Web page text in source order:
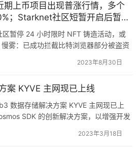
上币项目出现普涨行情，多个
；Starknet社区短暂开启后暂停
暂停 24 小时限时 NFT 铸造活动，或
雾：已成功拦截比特浏览器部分被盗资
逾 20%； 4. 山西警方打掉一利用黄金和
2023年8月30日
案 KYVE 主网现已上线
数据存储解决方案 KYVE 主网现已上
SDK 的创新解决方案，以增强开发
。链层是 KYVE 的主干，通过 DPoS 保
2023年3月18日